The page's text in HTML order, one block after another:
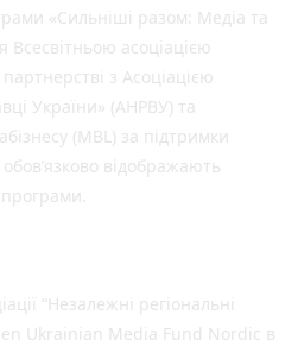
«Сильніші разом: Медіа та
Всесвітньою асоціацією
з Асоціацією
України» (АНРВУ) та
(MBL) за підтримки
відображають
“Незалежні регіональні
Ukrainian Media Fund Nordic в